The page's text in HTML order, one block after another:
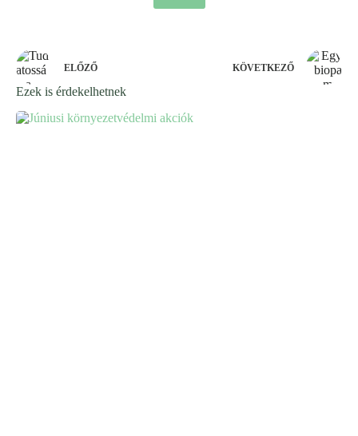
ELŐZŐ KÖVETKEZŐ
Ezek is érdekelhetnek